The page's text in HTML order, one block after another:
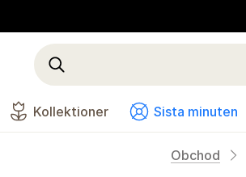
Kollektioner Sista minuten
Obchod